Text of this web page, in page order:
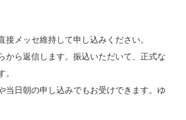
接メッセ維持して申し込みください。
から返信します。振込いただいて、正式な
当日朝の申し込みでもお受けできます。ゆ